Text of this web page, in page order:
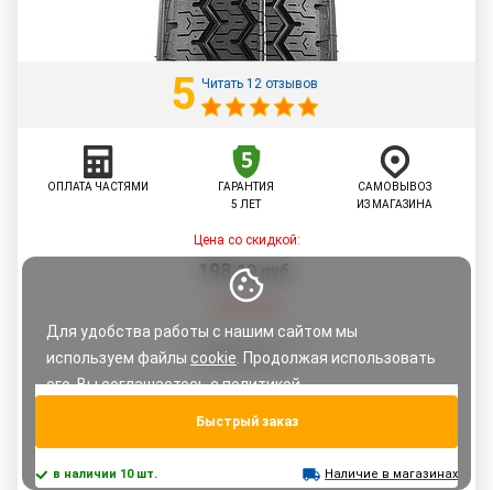
Для удобства работы с нашим сайтом мы
используем файлы cookie . Продолжая использовать
его, Вы соглашаетесь сполитикой
5 Читать 12 отзывов
ОПЛАТА ЧАСТЯМИ
ГАРАНТИЯ
5 ЛЕТ
САМОВЫВОЗ
ИЗ МАГАЗИНА
Цена со скидкой:
198,19 руб.
208,62
По картам рассрочки:
208,62руб.
Быстрый заказ
в наличии 10 шт. Наличие в магазинах